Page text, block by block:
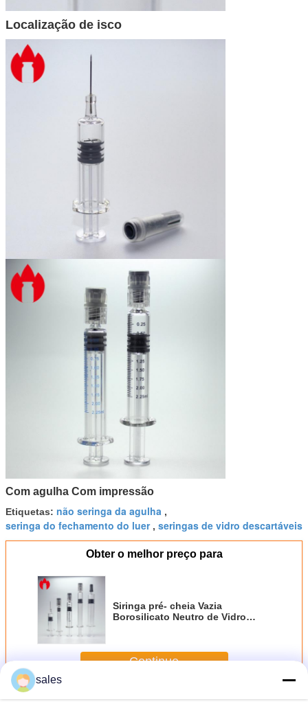
Localização de isco
Com agulha Com impressão
Etiquetas: não seringa da agulha ,
seringa do fechamento do luer, seringas de vidro descartáveis
Obter o melhor preço para
Siringa pré- cheia Vazia
Borosilicato Neutro de Vidro
Continue
MaisSeringas preenchidas vidro
sales